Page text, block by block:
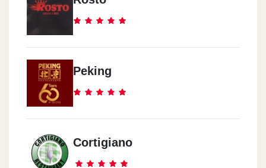
Peking
Cortigiano